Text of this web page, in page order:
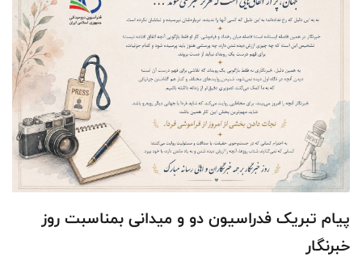
پیام تبریک فدراسیون دو و میدانی بمناسبت روز
خبرنگار